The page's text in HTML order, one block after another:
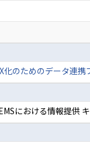
化のためのデータ連携
における情報提供